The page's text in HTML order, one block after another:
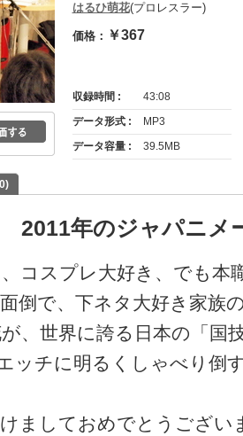
はるひ萌花(プロレスラー)
価格： ￥367
収録時間 :
43:08
データ形式 :
MP3
データ容量 :
39.5MB
2011年のジャパニメ
コスプレ大好き、でも本
倒で、下ネタ大好き家族
、世界に誇る日本の「国
ッチに明るくしゃべり倒
ましておめでとうござい